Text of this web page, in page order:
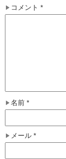
コメント *
名前 *
メール *